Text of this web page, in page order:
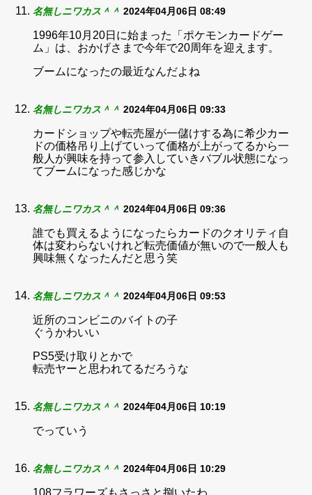
名無しニワカス＾＾ 2024年04月06日 08:49
1996年10月20日に始まった「ポケモンカードゲー
ム」は、おかげさまで今年で20周年を迎えます。
ブームになったの最近なんだよね
名無しニワカス＾＾ 2024年04月06日 09:33
カードショップや転売屋が一儲けする為に希少カー
ドの価格吊り上げていって価格が上がってるから一
般人が興味を持って参入していきバブル状態になっ
てブームになった感じかな
名無しニワカス＾＾ 2024年04月06日 09:36
誰でも買えるようになったらカードのクオリティ自
体は変わらないけれど転売価値が無いので一般人も
興味無くなったんだと思う笑
名無しニワカス＾＾ 2024年04月06日 09:53
近所のコンビニのバイトの子
ぐうかわいい
PS5受け取りとかで
転売ヤーと思われてるだろうな
名無しニワカス＾＾ 2024年04月06日 10:19
でっていう
名無しニワカス＾＾ 2024年04月06日 10:29
108フラワーズもさっさと捌いたわ